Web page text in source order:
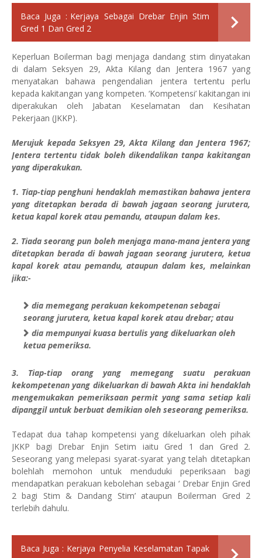
Baca Juga : Kerjaya Sebagai Drebar Enjin Stim
Gred 1 Dan Gred 2
Keperluan Boilerman bagi menjaga dandang stim dinyatakan
di dalam Seksyen 29, Akta Kilang dan Jentera 1967 yang
menyatakan bahawa pengendalian jentera tertentu perlu
kepada kakitangan yang kompeten. ‘Kompetensi’ kakitangan ini
diperakukan oleh Jabatan Keselamatan dan Kesihatan
Pekerjaan (JKKP).
Merujuk kepada Seksyen 29, Akta Kilang dan Jentera 1967;
Jentera tertentu tidak boleh dikendalikan tanpa kakitangan
yang diperakukan.
1. Tiap-tiap penghuni hendaklah memastikan bahawa jentera
yang ditetapkan berada di bawah jagaan seorang jurutera,
ketua kapal korek atau pemandu, ataupun dalam kes.
2. Tiada seorang pun boleh menjaga mana-mana jentera yang
ditetapkan berada di bawah jagaan seorang jurutera, ketua
kapal korek atau pemandu, ataupun dalam kes, melainkan
jika:-
dia memegang perakuan kekompetenan sebagai
seorang jurutera, ketua kapal korek atau drebar; atau
dia mempunyai kuasa bertulis yang dikeluarkan oleh
ketua pemeriksa.
3. Tiap-tiap orang yang memegang suatu perakuan
kekompetenan yang dikeluarkan di bawah Akta ini hendaklah
mengemukakan pemeriksaan permit yang sama setiap kali
dipanggil untuk berbuat demikian oleh seseorang pemeriksa.
Tedapat dua tahap kompetensi yang dikeluarkan oleh pihak
JKKP bagi Drebar Enjin Setim iaitu Gred 1 dan Gred 2.
Seseorang yang melepasi syarat-syarat yang telah ditetapkan
bolehlah memohon untuk menduduki peperiksaan bagi
mendapatkan perakuan kebolehan sebagai ‘ Drebar Enjin Gred
2 bagi Stim & Dandang Stim’ ataupun Boilerman Gred 2
terlebih dahulu.
Baca Juga : Kerjaya Penyelia Keselamatan Tapak